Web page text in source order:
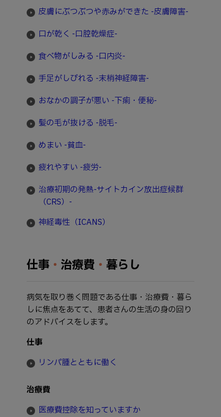
皮膚にぶつぶつや赤みができた -皮膚障害-
口が乾く -口腔乾燥症-
食べ物がしみる -口内炎-
手足がしびれる -末梢神経障害-
おなかの調子が悪い -下痢・便秘-
髪の毛が抜ける -脱毛-
めまい -貧血-
疲れやすい -疲労-
治療初期の発熱-サイトカイン放出症候群
（CRS）-
神経毒性（ICANS）
仕事 ・ 治療費 ・ 暮らし
病気を取り巻く問題である仕事・治療費・暮ら
しに焦点をあてて、患者さんの生活の身の回り
のアドバイスをします。
仕事
リンパ腫とともに働く
治療費
医療費控除を知っていますか